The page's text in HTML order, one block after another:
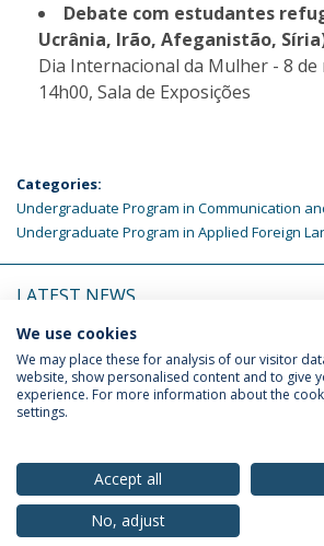
Debate com estudantes
Ucrânia, Irão, Afeganistão,
Dia Internacional da Mulher - 8 de
14h00, Sala de Exposições
Categories:
Undergraduate Program in Communication
Undergraduate Program in Applied Foreign
LATEST NEWS
UPCOMING EVENTS
Privacy Policy
© 2026 Universidade Católica
We use cookies
We may place these for analysis of our visitor
website, show personalised content and to give
experience. For more information about the
settings.
Accept all
No, adjust